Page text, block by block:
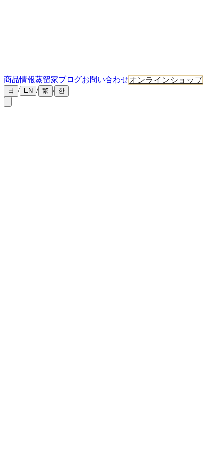
商品情報蒸留家ブログお問い合わせオンラインショップ
日 / EN / 繁 / 한